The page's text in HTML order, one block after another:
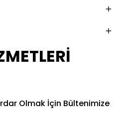
Olmak İçin Bültenimize